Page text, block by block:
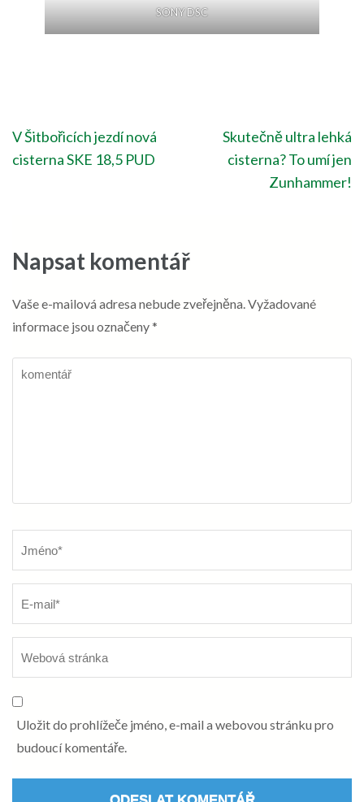
SONY DSC
Navigace
pro
V Šitbořicích jezdí nová
cisterna SKE 18,5 PUD
Skutečně ultra lehká
cisterna? To umí jen
Zunhammer!
Napsat komentář
Vaše e-mailová adresa nebude zveřejněna.Vyžadované
informace jsou označeny*
komentář
Uložit do prohlížeče jméno, e-mail a webovou stránku pro
budoucí komentáře.